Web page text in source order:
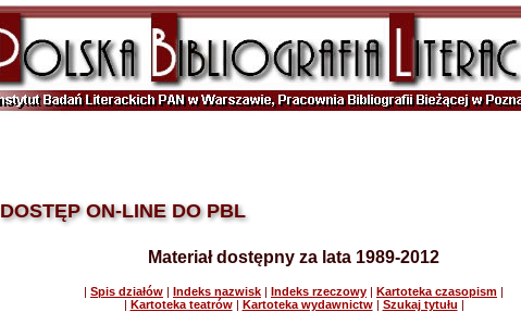
DOSTĘP ON-LINE DO PBL
Materiał dostępny za lata 1989-2012
| Spis działów | Indeks nazwisk | Indeks rzeczowy | Kartoteka czasopism |
| Kartoteka teatrów| Kartoteka wydawnictw| Szukaj tytułu |